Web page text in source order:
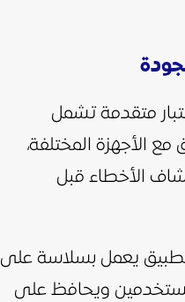
متقدمة تشمل
مع الأجهزة المختلفة،
الأخطاء قبل
يعمل بسلاسة على
ويحافظ على